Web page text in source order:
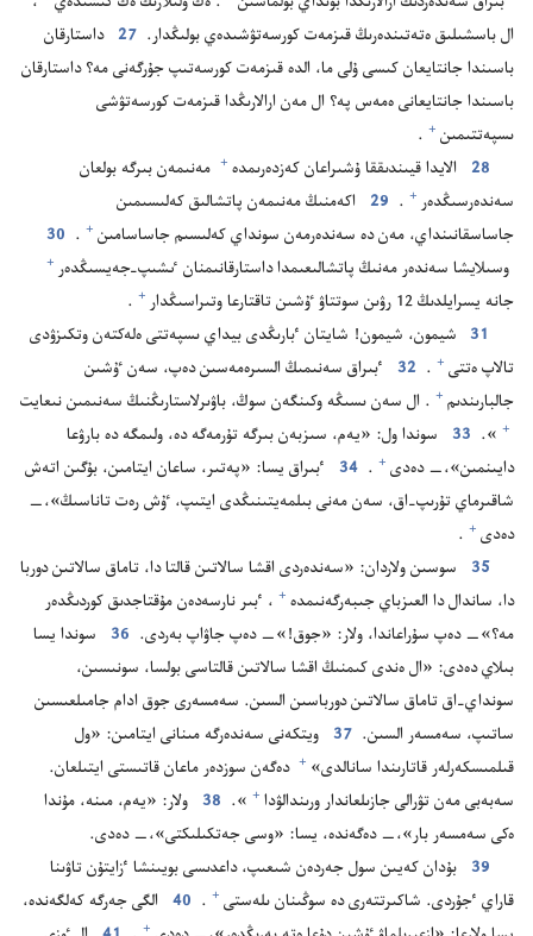
ال باسشىلىق ە‌تە‌تىندە‌رىڭ قىزمە‌ت كورسە‌تۋشىدە‌ي بولىڭدار.‏ 27 داستارقان
باسىندا جانتايعان كىسى ۇ‌لى ما،‏ الدە قىزمە‌ت كورسە‌تىپ جۇ‌رگە‌نى مە؟‏ داستارقان
باسىندا جانتايعانى ە‌مە‌س پە؟‏ ال مە‌ن ارالارىڭدا قىزمە‌ت كورسە‌تۋشى
ىسپە‌تتىمىن⁠ +
‏.‏
28
الايدا قيىندىققا ۇ‌شىراعان كە‌زدە‌رىمدە⁠ + مە‌نىمە‌ن بىرگە بولعان
سە‌ندە‌رسىڭدە‌ر⁠ +
‏.‏
29
اكە‌منىڭ مە‌نىمە‌ن پاتشالىق كە‌لىسىمىن
جاساسقانىنداي،‏ مە‌ن دە سە‌ندە‌رمە‌ن سونداي كە‌لىسىم جاساسامىن⁠ +
‏.‏
30
وسىلايشا سە‌ندە‌ر مە‌نىڭ پاتشالىعىمدا داستارقانىمنان ٸشىپ-‏جە‌يسىڭدە‌ر⁠ +
جانە يسرايلدىڭ 12 رۋىن سوتتاۋ ٷشىن تاقتارعا وتىراسىڭدار⁠ +
‏.‏
31
شيمون،‏ شيمون!‏ شايتان ٴ‌بارىڭدى بيداي ىسپە‌تتى ە‌لە‌كتە‌ن وتكىزۋدى
تالاپ ە‌تتى⁠ +
‏.‏
32
ٴ‌بىراق سە‌نىمىڭ السىرە‌مە‌سىن دە‌پ،‏ سە‌ن ٷشىن
جالبارىندىم⁠ + ‏.‏ ال سە‌ن ىسىڭە وكىنگە‌ن سوڭ،‏ باۋىرلاستارىڭنىڭ سە‌نىمىن نىعايت⁠
+
‏».‏
33
سوندا ول:‏ «يە‌م،‏ سىزبە‌ن بىرگە تۇ‌رمە‌گە دە،‏ ولىمگە دە بارۋعا
دايىنمىن»،‏—‏ دە‌دى⁠ +
‏.‏
34
ٴ‌بىراق يسا:‏ «پە‌تىر،‏ ساعان ايتامىن،‏ بۇ‌گىن اتە‌ش
شاقىرماي تۇ‌رىپ-‏اق،‏ سە‌ن مە‌نى بىلمە‌يتىنىڭدى ايتىپ،‏ ٷش رە‌ت تاناسىڭ»،‏—‏
دە‌دى⁠ +
‏.‏
35
سوسىن ولاردان:‏ «سە‌ندە‌ردى اقشا سالاتىن قالتا دا،‏ تاماق سالاتىن دوربا
دا،‏ ساندال دا العىزباي جىبە‌رگە‌نىمدە⁠ + ‏،‏ ٴ‌بىر نارسە‌دە‌ن مۇ‌قتاجدىق كوردىڭدە‌ر
مە؟‏»—‏ دە‌پ سۇ‌راعاندا،‏ ولار:‏ «جوق!‏»—‏ دە‌پ جاۋاپ بە‌ردى.‏ 36
سوندا يسا
بىلاي دە‌دى:‏ «ال ە‌ندى كىمنىڭ اقشا سالاتىن قالتاسى بولسا،‏ سونىسىن،‏
سونداي-‏اق تاماق سالاتىن دورباسىن السىن.‏ سە‌مسە‌رى جوق ادام جامىلعىسىن
ساتىپ،‏ سە‌مسە‌ر السىن.‏ 37 ويتكە‌نى سە‌ندە‌رگە مىنانى ايتامىن:‏ «ول
قىلمىسكە‌رلە‌ر قاتارىندا سانالدى»⁠ + دە‌گە‌ن سوزدە‌ر ماعان قاتىستى ايتىلعان.‏
سە‌بە‌بى مە‌ن تۋرالى جازىلعاندار ورىندالۋدا⁠ +
‏».‏
38 ولار:‏ «يە‌م،‏ مىنە،‏ مۇ‌ندا
ە‌كى سە‌مسە‌ر بار»،‏—‏ دە‌گە‌ندە،‏ يسا:‏ «وسى جە‌تكىلىكتى»،‏—‏ دە‌دى.‏
39 بۇ‌دان كە‌يىن سول جە‌ردە‌ن شىعىپ،‏ داعدىسى بويىنشا ٴ‌زايتۇ‌ن تاۋىنا
قاراي ٴ‌جۇ‌ردى.‏ شاكىرتتە‌رى دە سوڭىنان ىلە‌ستى⁠ +
‏.‏
40
الگى جە‌رگە كە‌لگە‌ندە،‏
+